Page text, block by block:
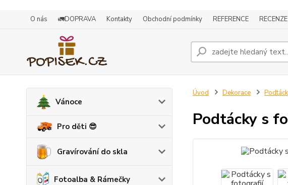
O nás 🚛DOPRAVA Kontakty Obchodní podmínky REFERENCE
Vánoce
Pro děti 😎
Gravírování do skla
Fotoalba & Rámečky
Úvod Dekorace
Podtácky s